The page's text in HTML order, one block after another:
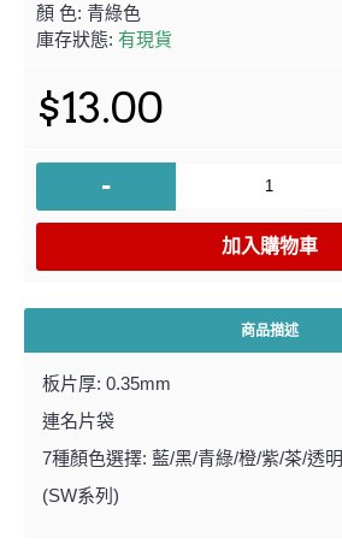
顏 色: 青綠色
庫存狀態: 有現貨
$13.00
-
加入購物車
商品描述
板片厚: 0.35mm
連名片袋
7種顏色選擇: 藍/黑/青綠/橙/紫/茶/透明
(SW系列)